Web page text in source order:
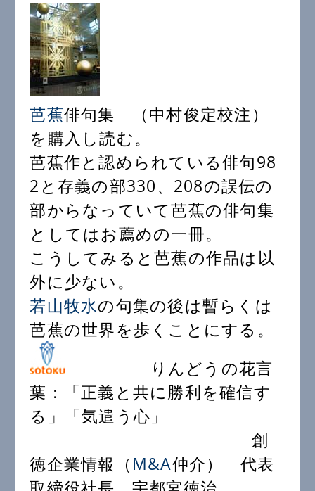
芭蕉俳句集 （中村俊定校注）
を購入し読む。
芭蕉作と認められている俳句98
2と存義の部330、208の誤伝の
部からなっていて芭蕉の俳句集
としてはお薦めの一冊。
こうしてみると芭蕉の作品は以
外に少ない。
若山牧水の句集の後は暫らくは
芭蕉の世界を歩くことにする。
りんどうの花言
葉：「正義と共に勝利を確信す
る」「気遣う心」
創
徳企業情報（M&A仲介） 代表